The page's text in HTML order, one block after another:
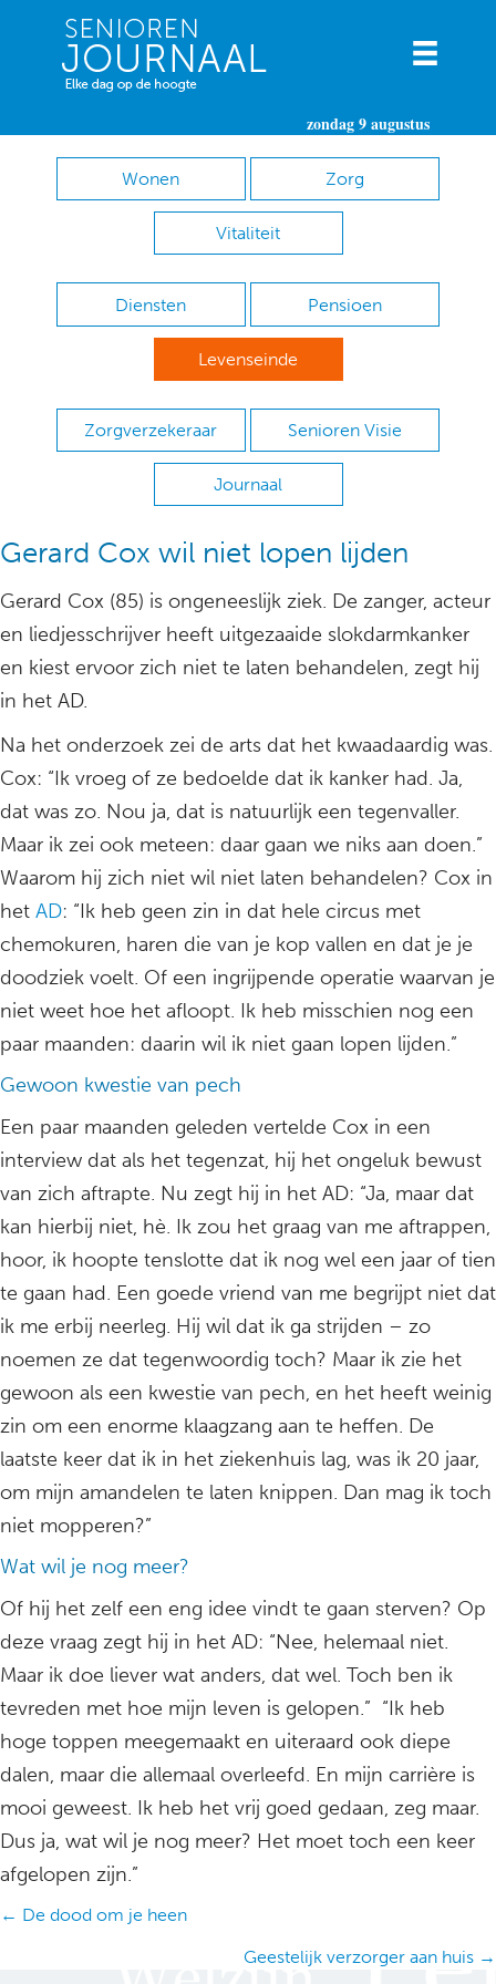
zondag 9 augustus
Wonen Zorg
Vitaliteit
Diensten Pensioen
Levenseinde
Zorgverzekeraar Senioren Visie
Journaal
Gerard Cox wil niet lopen lijden
Gerard Cox (85) is ongeneeslijk ziek. De zanger, acteur
en liedjesschrijver heeft uitgezaaide slokdarmkanker
en kiest ervoor zich niet te laten behandelen, zegt hij
in het AD.
Na het onderzoek zei de arts dat het kwaadaardig was.
Cox: “Ik vroeg of ze bedoelde dat ik kanker had. Ja,
dat was zo. Nou ja, dat is natuurlijk een tegenvaller.
Maar ik zei ook meteen: daar gaan we niks aan doen.”
Waarom hij zich niet wil niet laten behandelen? Cox in
het AD: “Ik heb geen zin in dat hele circus met
chemokuren, haren die van je kop vallen en dat je je
doodziek voelt. Of een ingrijpende operatie waarvan je
niet weet hoe het afloopt. Ik heb misschien nog een
paar maanden: daarin wil ik niet gaan lopen lijden.”
Gewoon kwestie van pech
Een paar maanden geleden vertelde Cox in een
interview dat als het tegenzat, hij het ongeluk bewust
van zich aftrapte. Nu zegt hij in het AD: “Ja, maar dat
kan hierbij niet, hè. Ik zou het graag van me aftrappen,
hoor, ik hoopte tenslotte dat ik nog wel een jaar of tien
te gaan had. Een goede vriend van me begrijpt niet dat
ik me erbij neerleg. Hij wil dat ik ga strijden – zo
noemen ze dat tegenwoordig toch? Maar ik zie het
gewoon als een kwestie van pech, en het heeft weinig
zin om een enorme klaagzang aan te heffen. De
laatste keer dat ik in het ziekenhuis lag, was ik 20 jaar,
om mijn amandelen te laten knippen. Dan mag ik toch
niet mopperen?”
Wat wil je nog meer?
Of hij het zelf een eng idee vindt te gaan sterven? Op
deze vraag zegt hij in het AD: “Nee, helemaal niet.
Maar ik doe liever wat anders, dat wel. Toch ben ik
tevreden met hoe mijn leven is gelopen.” “Ik heb
hoge toppen meegemaakt en uiteraard ook diepe
dalen, maar die allemaal overleefd. En mijn carrière is
mooi geweest. Ik heb het vrij goed gedaan, zeg maar.
Dus ja, wat wil je nog meer? Het moet toch een keer
afgelopen zijn.”
Posts
← De dood om je heen
Geestelijk verzorger aan huis →